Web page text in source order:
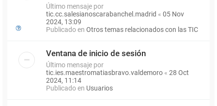
Último mensaje por
tic.cc.salesianoscarabanchel.madrid « 05 Nov
2024, 13:09
Publicado en Otros temas relacionados con las TIC
Ventana de inicio de sesión
Último mensaje por
tic.ies.maestromatiasbravo.valdemoro « 28 Oct
2024, 11:14
Publicado en Usuarios